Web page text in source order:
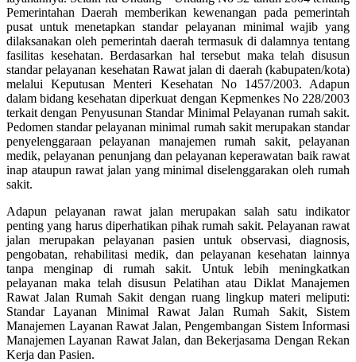
Pemerintahan Daerah memberikan kewenangan pada pemerintah
pusat untuk menetapkan standar pelayanan minimal wajib yang
dilaksanakan oleh pemerintah daerah termasuk di dalamnya tentang
fasilitas kesehatan. Berdasarkan hal tersebut maka telah disusun
standar pelayanan kesehatan Rawat jalan di daerah (kabupaten/kota)
melalui Keputusan Menteri Kesehatan No 1457/2003. Adapun
dalam bidang kesehatan diperkuat dengan Kepmenkes No 228/2003
terkait dengan Penyusunan Standar Minimal Pelayanan rumah sakit.
Pedomen standar pelayanan minimal rumah sakit merupakan standar
penyelenggaraan pelayanan manajemen rumah sakit, pelayanan
medik, pelayanan penunjang dan pelayanan keperawatan baik rawat
inap ataupun rawat jalan yang minimal diselenggarakan oleh rumah
sakit.
Adapun pelayanan rawat jalan merupakan salah satu indikator
penting yang harus diperhatikan pihak rumah sakit. Pelayanan rawat
jalan merupakan pelayanan pasien untuk observasi, diagnosis,
pengobatan, rehabilitasi medik, dan pelayanan kesehatan lainnya
tanpa menginap di rumah sakit. Untuk lebih meningkatkan
pelayanan maka telah disusun Pelatihan atau Diklat Manajemen
Rawat Jalan Rumah Sakit dengan ruang lingkup materi meliputi:
Standar Layanan Minimal Rawat Jalan Rumah Sakit, Sistem
Manajemen Layanan Rawat Jalan, Pengembangan Sistem Informasi
Manajemen Layanan Rawat Jalan, dan Bekerjasama Dengan Rekan
Kerja dan Pasien.